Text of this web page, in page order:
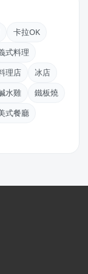
卡拉OK
式料理
理店
冰店
水雞
鐵板燒
式餐廳